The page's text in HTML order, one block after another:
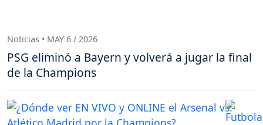
Noticias • MAY 6 / 2026
PSG eliminó a Bayern y volverá a jugar la final
de la Champions